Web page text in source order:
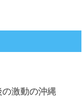
激動の沖縄